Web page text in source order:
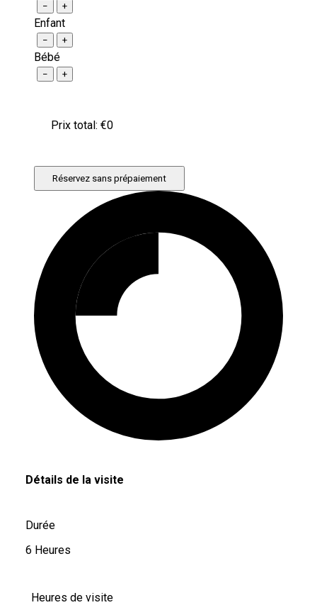
− +
Enfant
− +
Bébé
− +
Prix ​​total: €0
Réservez sans prépaiement
Détails de la visite
Durée
6 Heures
Heures de visite